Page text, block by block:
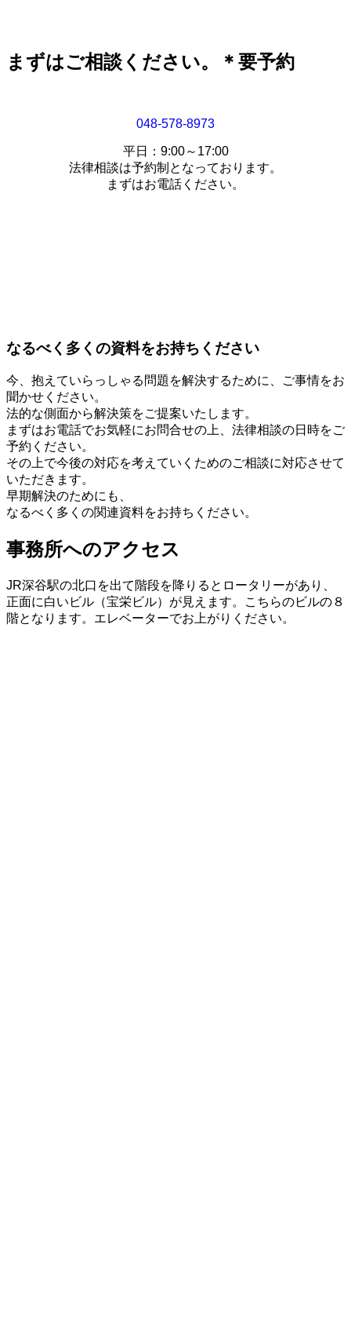
まずはご相談ください。＊要予約
048-578-8973
平日：9:00～17:00
法律相談は予約制となっております。
まずはお電話ください。
なるべく多くの資料をお持ちください
今、抱えていらっしゃる問題を解決するために、ご事情をお
聞かせください。
法的な側面から解決策をご提案いたします。
まずはお電話でお気軽にお問合せの上、法律相談の日時をご
予約ください。
その上で今後の対応を考えていくためのご相談に対応させて
いただきます。
早期解決のためにも、
なるべく多くの関連資料をお持ちください。
事務所へのアクセス
JR深谷駅の北口を出て階段を降りるとロータリーがあり、
正面に白いビル（宝栄ビル）が見えます。こちらのビルの８
階となります。エレベーターでお上がりください。